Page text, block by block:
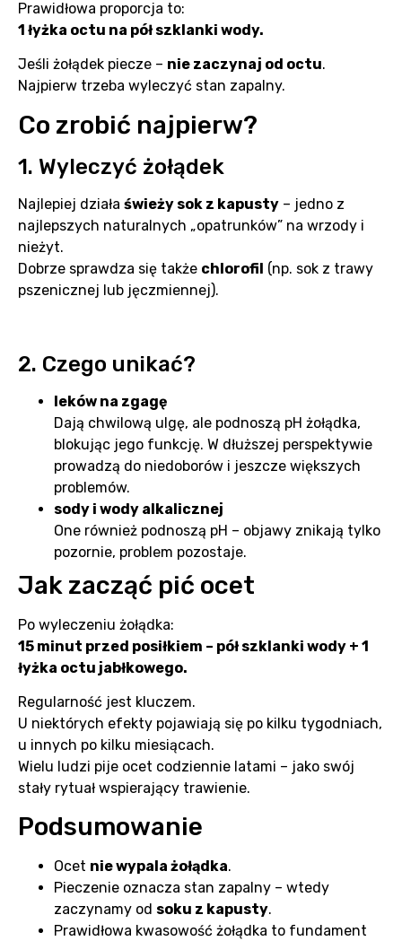
Prawidłowa proporcja to:
1 łyżka octu na pół szklanki wody.
Jeśli żołądek piecze – nie zaczynaj od octu.
Najpierw trzeba wyleczyć stan zapalny.
Co zrobić najpierw?
1. Wyleczyć żołądek
Najlepiej działa świeży sok z kapusty – jedno z
najlepszych naturalnych „opatrunków” na wrzody i
nieżyt.
Dobrze sprawdza się także chlorofil (np. sok z trawy
pszenicznej lub jęczmiennej).
2. Czego unikać?
leków na zgagę
Dają chwilową ulgę, ale podnoszą pH żołądka,
blokując jego funkcję. W dłuższej perspektywie
prowadzą do niedoborów i jeszcze większych
problemów.
sody i wody alkalicznej
One również podnoszą pH – objawy znikają tylko
pozornie, problem pozostaje.
Jak zacząć pić ocet
Po wyleczeniu żołądka:
15 minut przed posiłkiem – pół szklanki wody + 1
łyżka octu jabłkowego.
Regularność jest kluczem.
U niektórych efekty pojawiają się po kilku tygodniach,
u innych po kilku miesiącach.
Wielu ludzi pije ocet codziennie latami – jako swój
stały rytuał wspierający trawienie.
Podsumowanie
Ocet nie wypala żołądka.
Pieczenie oznacza stan zapalny – wtedy
zaczynamy od soku z kapusty.
Prawidłowa kwasowość żołądka to fundament